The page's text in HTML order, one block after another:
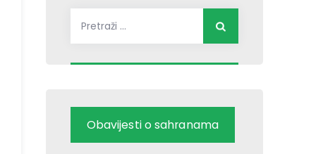
Obavijesti o sahranama